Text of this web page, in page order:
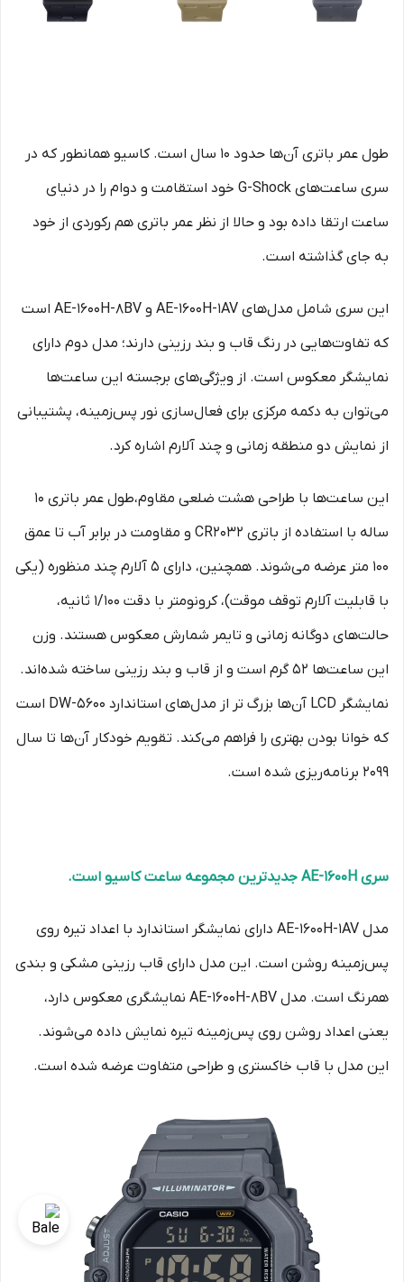
طول عمر باتری آن‌ها حدود 10 سال است. کاسیو همانطور که در
سری ساعت‌های G-Shock خود استقامت و دوام را در دنیای
ساعت ارتقا داده بود و حالا از نظر عمر باتری هم رکوردی از خود
به جای گذاشته است.
این سری شامل مدل‌های AE-1600H-1AV و AE-1600H-8BV است
که تفاوت‌هایی در رنگ قاب و بند رزینی دارند؛ مدل دوم دارای
نمایشگر معکوس است. از ویژگی‌های برجسته این ساعت‌ها
می‌توان به دکمه مرکزی برای فعال‌سازی نور پس‌زمینه، پشتیبانی
از نمایش دو منطقه زمانی و چند آلارم اشاره کرد.
این ساعت‌ها با طراحی هشت‌ ضلعی مقاوم،طول عمر باتری 10
ساله با استفاده از باتری CR2032 و مقاومت در برابر آب تا عمق
100 متر عرضه می‌شوند. همچنین، دارای 5 آلارم چند منظوره (یکی
با قابلیت آلارم توقف موقت)، کرونومتر با دقت 1/100 ثانیه،
حالت‌های دوگانه زمانی و تایمر شمارش معکوس هستند. وزن
این ساعت‌ها 52 گرم است و از قاب و بند رزینی ساخته شده‌اند.
نمایشگر LCD آن‌ها بزرگ‌ تر از مدل‌های استاندارد DW-5600 است
که خوانا بودن بهتری را فراهم می‌کند. تقویم خودکار آن‌ها تا سال
2099 برنامه‌ریزی شده است.
سری AE-1600H جدیدترین مجموعه ساعت‌ کاسیو است.
مدل AE-1600H-1AV دارای نمایشگر استاندارد با اعداد تیره روی
پس‌زمینه روشن است. این مدل دارای قاب رزینی مشکی و بندی
همرنگ است. مدل AE-1600H-8BV نمایشگری معکوس دارد،
یعنی اعداد روشن روی پس‌زمینه تیره نمایش داده می‌شوند.
این مدل با قاب خاکستری و طراحی متفاوت عرضه شده است.